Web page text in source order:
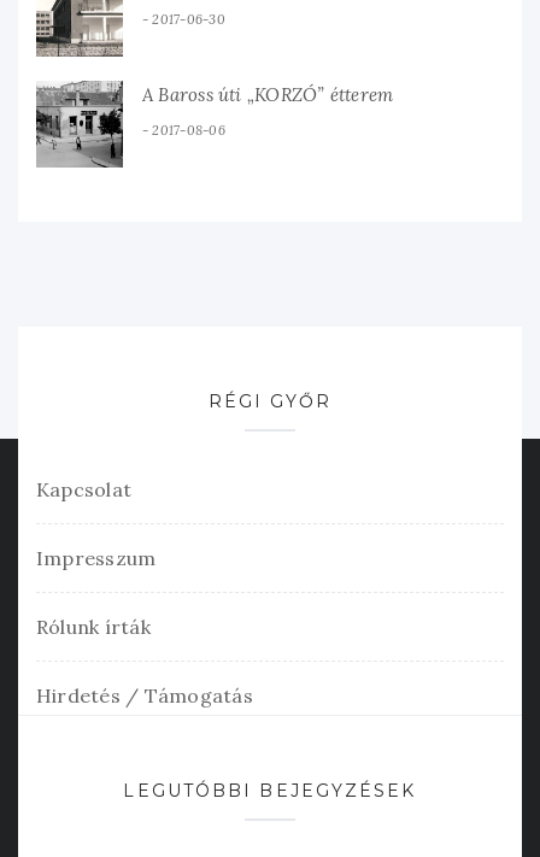
2017-06-30
A Baross úti „KORZÓ” étterem
2017-08-06
RÉGI GYŐR
Kapcsolat
Impresszum
Rólunk írták
Hirdetés / Támogatás
LEGUTÓBBI BEJEGYZÉSEK